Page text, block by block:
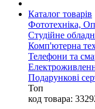
Каталог товарів
Фототехніка,
Студійне
Комп'ютерна
Телефони та
Подарункові
Топ
код товара: